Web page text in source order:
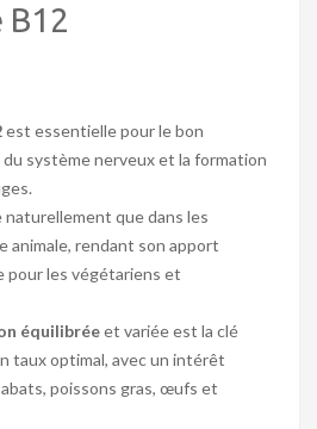
B12
est essentielle pour le bon
système nerveux et la formation
naturellement que dans les
animale, rendant son apport
pour les végétariens et
équilibréeet variée est la clé
taux optimal, avec un intérêt
poissons gras, œufs et